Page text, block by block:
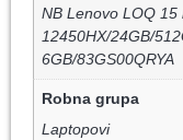
NB Lenovo LOQ 15
12450HX/24GB/
6GB/83GS00QRYA
Robna grupa
Laptopovi